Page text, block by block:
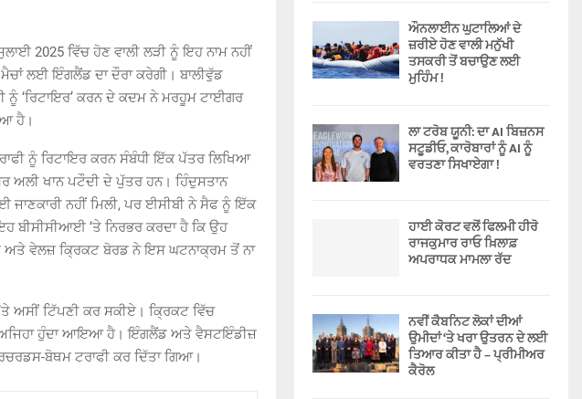
2025 ਵਿੱਚ ਹੋਣ ਵਾਲੀ ਲੜੀ ਨੂੰ ਇਹ ਨਾਮ ਨਹੀਂ
ਲਈ ਇੰਗਲੈਂਡ ਦਾ ਦੌਰਾ ਕਰੇਗੀ। ਬਾਲੀਵੁੱਡ
ਨੂੰ ‘ਰਿਟਾਇਰ’ ਕਰਨ ਦੇ ਕਦਮ ਨੇ ਮਰਹੂਮ ਟਾਈਗਰ
ਹੈ।
ਨੂੰ ਰਿਟਾਇਰ ਕਰਨ ਸੰਬੰਧੀ ਇੱਕ ਪੱਤਰ ਲਿਖਿਆ
ਅਲੀ ਖਾਨ ਪਟੌਦੀ ਦੇ ਪੁੱਤਰ ਹਨ। ਹਿੰਦੁਸਤਾਨ
ਜਾਣਕਾਰੀ ਨਹੀਂ ਮਿਲੀ, ਪਰ ਈਸੀਬੀ ਨੇ ਸੈਫ ਨੂੰ ਇੱਕ
ਬੀਸੀਸੀਆਈ ‘ਤੇ ਨਿਰਭਰ ਕਰਦਾ ਹੈ ਕਿ ਉਹ
ਅਤੇ ਵੇਲਜ਼ ਕ੍ਰਿਕਟ ਬੋਰਡ ਨੇ ਇਸ ਘਟਨਾਕ੍ਰਮ ਤੋਂ ਨਾ
ਅਸੀਂ ਟਿੱਪਣੀ ਕਰ ਸਕੀਏ। ਕ੍ਰਿਕਟ ਵਿੱਚ
ਅਜਿਹਾ ਹੁੰਦਾ ਆਇਆ ਹੈ। ਇੰਗਲੈਂਡ ਅਤੇ ਵੈਸਟਇੰਡੀਜ਼
ਬੋਥਮ ਟਰਾਫੀ ਕਰ ਦਿੱਤਾ ਗਿਆ।
ਔਨਲਾਈਨ ਘੁਟਾਲਿਆਂ ਦੇ
ਜ਼ਰੀਏ ਹੋਣ ਵਾਲੀ ਮਨੁੱਖੀ
ਤਸਕਰੀ ਤੋਂ ਬਚਾਉਣ ਲਈ
ਮੁਹਿੰਮ !
ਲਾ ਟਰੋਬ ਯੂਨੀ: ਦਾ AI ਬਿਜ਼ਨਸ
ਸਟੂਡੀਓ, ਕਾਰੋਬਾਰਾਂ ਨੂੰ AI ਨੂੰ
ਵਰਤਣਾ ਸਿਖਾਏਗਾ !
ਹਾਈ ਕੋਰਟ ਵਲੋਂ ਫਿਲਮੀ ਹੀਰੋ
ਰਾਜਕੁਮਾਰ ਰਾਓ ਖ਼ਿਲਾਫ਼
ਅਪਰਾਧਕ ਮਾਮਲਾ ਰੱਦ
ਨਵੀਂ ਕੈਬਨਿਟ ਲੋਕਾਂ ਦੀਆਂ
ਉਮੀਦਾਂ ‘ਤੇ ਖਰਾ ਉਤਰਨ ਦੇ ਲਈ
ਤਿਆਰ ਕੀਤਾ ਹੈ – ਪ੍ਰੀਮੀਅਰ
ਕੈਰੋਲ